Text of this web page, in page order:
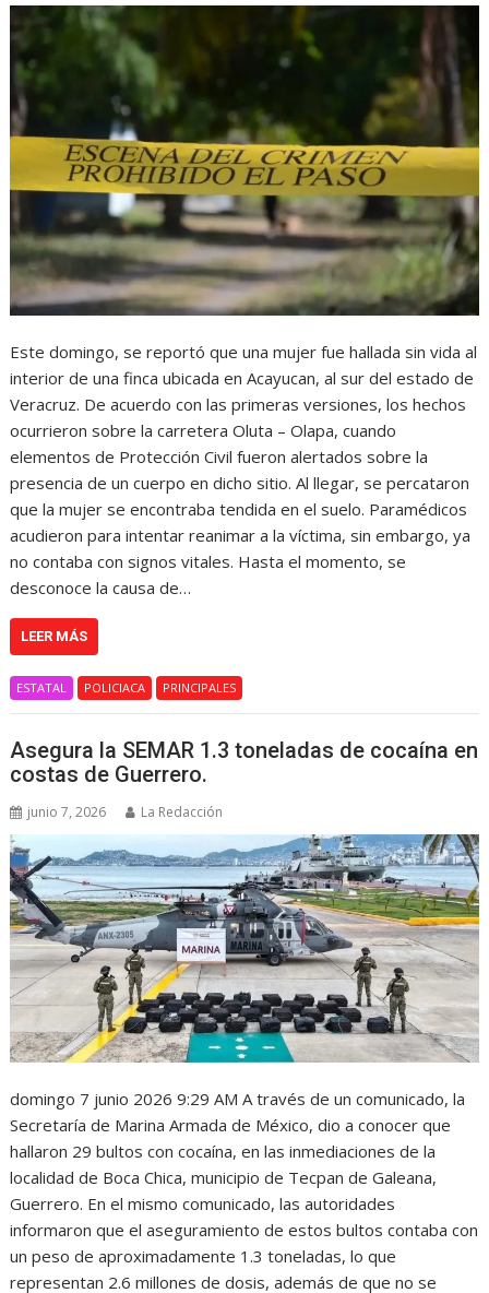
Este domingo, se reportó que una mujer fue hallada sin vida al
interior de una finca ubicada en Acayucan, al sur del estado de
Veracruz. De acuerdo con las primeras versiones, los hechos
ocurrieron sobre la carretera Oluta – Olapa, cuando
elementos de Protección Civil fueron alertados sobre la
presencia de un cuerpo en dicho sitio. Al llegar, se percataron
que la mujer se encontraba tendida en el suelo. Paramédicos
acudieron para intentar reanimar a la víctima, sin embargo, ya
no contaba con signos vitales. Hasta el momento, se
desconoce la causa de…
LEER MÁS
ESTATAL POLICIACA PRINCIPALES
Asegura la SEMAR 1.3 toneladas de cocaína en
costas de Guerrero.
junio 7, 2026 La Redacción
domingo 7 junio 2026 9:29 AM A través de un comunicado, la
Secretaría de Marina Armada de México, dio a conocer que
hallaron 29 bultos con cocaína, en las inmediaciones de la
localidad de Boca Chica, municipio de Tecpan de Galeana,
Guerrero. En el mismo comunicado, las autoridades
informaron que el aseguramiento de estos bultos contaba con
un peso de aproximadamente 1.3 toneladas, lo que
representan 2.6 millones de dosis, además de que no se